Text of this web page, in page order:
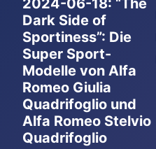
2024-06-18: “The
Dark Side of
Sportiness”: Die
Super Sport-
Modelle von Alfa
Romeo Giulia
Quadrifoglio und
Alfa Romeo Stelvio
Quadrifoglio